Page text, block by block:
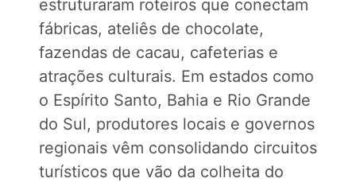
estruturaram roteiros que conectam
fábricas, ateliês de chocolate,
fazendas de cacau, cafeterias e
atrações culturais. Em estados como
o Espírito Santo, Bahia e Rio Grande
do Sul, produtores locais e governos
regionais vêm consolidando circuitos
turísticos que vão da colheita do